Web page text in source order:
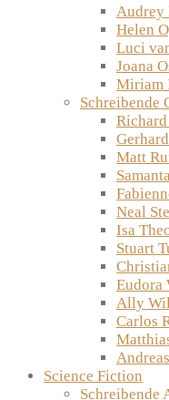
Audrey
Helen
Luci
Joana
Miriam
Schreibende
Richard
Matt
Neal
Isa
Stuart
Eudora
Ally
Carlos
Science Fiction
Schreibende